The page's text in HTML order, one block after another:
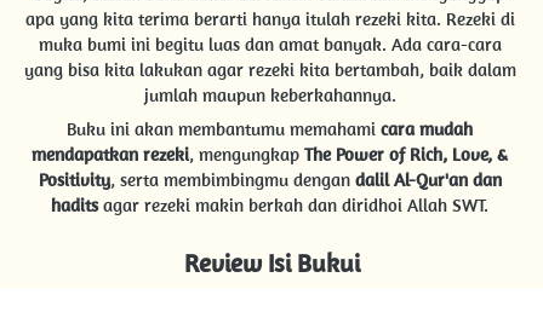
apa yang kita terima berarti hanya itulah rezeki kita. Rezeki di
muka bumi ini begitu luas dan amat banyak. Ada cara-cara
yang bisa kita lakukan agar rezeki kita bertambah, baik dalam
jumlah maupun keberkahannya.
Buku ini akan membantumu memahami cara mudah
mendapatkan rezeki, mengungkap The Power of Rich, Love, &
Positivity, serta membimbingmu dengan dalil Al-Qur'an dan
hadits agar rezeki makin berkah dan diridhoi Allah SWT.
Review Isi Bukui